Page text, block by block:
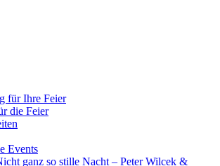
für Ihre Feier
die Feier
Events
ganz so stille Nacht – Peter Wilcek &